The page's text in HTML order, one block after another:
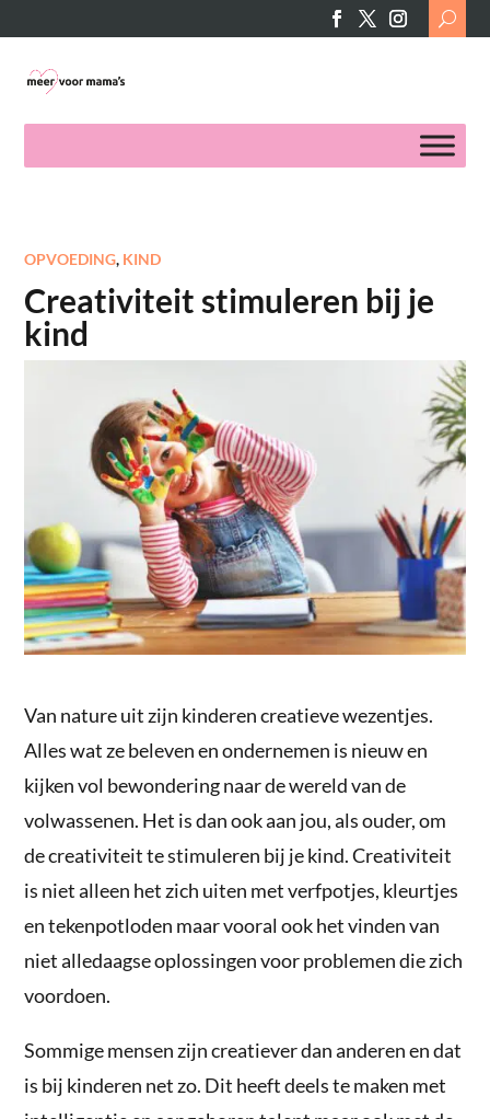
Search
for:
OPVOEDING, KIND
Creativiteit stimuleren bij je
kind
Van nature uit zijn kinderen creatieve wezentjes.
Alles wat ze beleven en ondernemen is nieuw en
kijken vol bewondering naar de wereld van de
volwassenen. Het is dan ook aan jou, als ouder, om
de creativiteit te stimuleren bij je kind. Creativiteit
is niet alleen het zich uiten met verfpotjes, kleurtjes
en tekenpotloden maar vooral ook het vinden van
niet alledaagse oplossingen voor problemen die zich
voordoen.
Sommige mensen zijn creatiever dan anderen en dat
is bij kinderen net zo. Dit heeft deels te maken met